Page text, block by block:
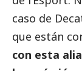
caso de
que están
con esta